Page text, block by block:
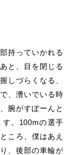
持っていかれる
と、目を閉じる
しづらくなる、
、漕いでいる時
腕がすぽーんと
。100mの選手
ころ、僕はあえ
、後部の車輪が